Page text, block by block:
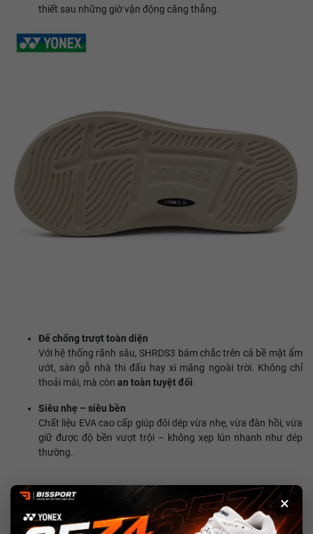
×
thiết sau những giờ vận động căng thẳng.
Đế chống trượt toàn diện
Với hệ thống rãnh sâu, SHRDS3 bám chắc trên cả bề mặt ẩm
ướt, sàn gỗ nhà thi đấu hay xi măng ngoài trời. Không chỉ
thoải mái, mà còn an toàn tuyệt đối.
Siêu nhẹ – siêu bền
Chất liệu EVA cao cấp giúp đôi dép vừa nhẹ, vừa đàn hồi, vừa
giữ được độ bền vượt trội – không xẹp lún nhanh như dép
thường.